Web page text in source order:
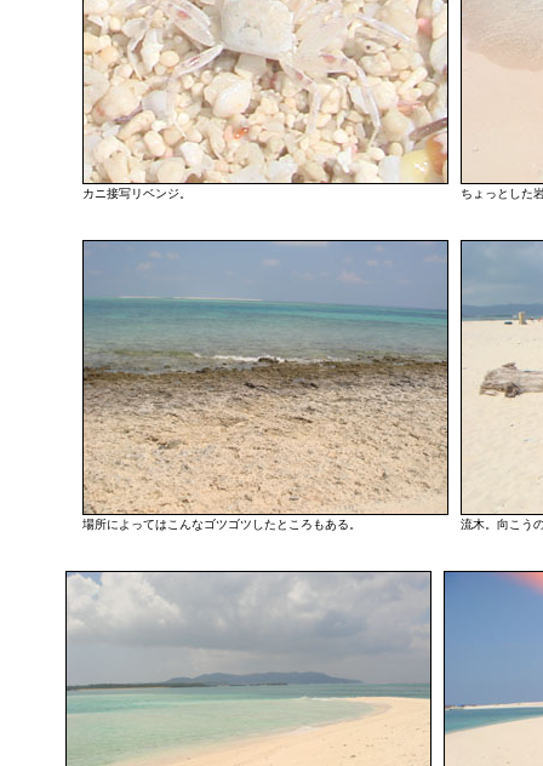
カニ接写リベンジ。 ちょっとした
場所によってはこんなゴツゴツしたところもある。 流木。向こう